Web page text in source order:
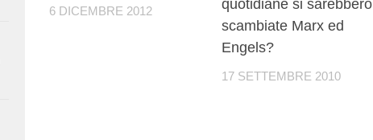
6 DICEMBRE 2012
quotidiane si sarebbero
scambiate Marx ed
Engels?
17 SETTEMBRE 2010